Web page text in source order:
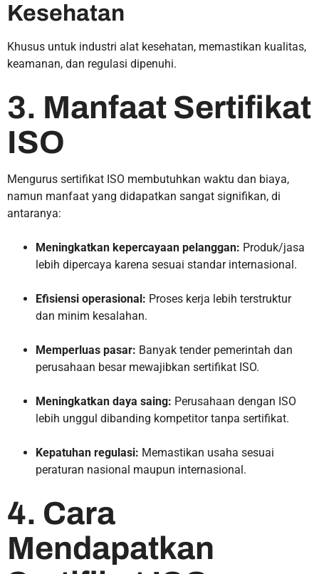
Kesehatan
Khusus untuk industri alat kesehatan, memastikan kualitas,
keamanan, dan regulasi dipenuhi.
3. Manfaat Sertifikat
ISO
Mengurus sertifikat ISO membutuhkan waktu dan biaya,
namun manfaat yang didapatkan sangat signifikan, di
antaranya:
Meningkatkan kepercayaan pelanggan: Produk/jasa
lebih dipercaya karena sesuai standar internasional.
Efisiensi operasional: Proses kerja lebih terstruktur
dan minim kesalahan.
Memperluas pasar: Banyak tender pemerintah dan
perusahaan besar mewajibkan sertifikat ISO.
Meningkatkan daya saing: Perusahaan dengan ISO
lebih unggul dibanding kompetitor tanpa sertifikat.
Kepatuhan regulasi: Memastikan usaha sesuai
peraturan nasional maupun internasional.
4. Cara
Mendapatkan